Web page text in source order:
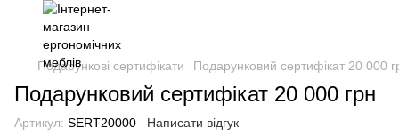
Подарункові сертифікати Подарунковий сертифікат 20 000
Подарунковий сертифікат 20 000 грн
Артикул: SERT20000 Написати відгук